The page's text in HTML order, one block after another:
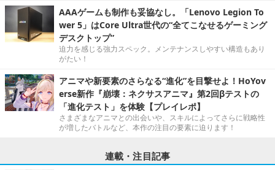
AAAゲームも制作も妥協なし。「Lenovo Legion To
wer 5」はCore Ultra世代の“全てこなせるゲーミング
デスクトップ”
迫力を感じる強力スペック。メンテナンスしやすい構造もあり
がたい！
アニマや新要素のさらなる“進化”を目撃せよ！HoYov
erse新作『崩壊：ネクサスアニマ』第2回βテストの
「進化テスト」を体験【プレイレポ】
さまざまなアニマとの出会いや、スキルによってさらに戦略性
が増したバトルなど、本作の注目の要素に迫ります！
連載・注目記事